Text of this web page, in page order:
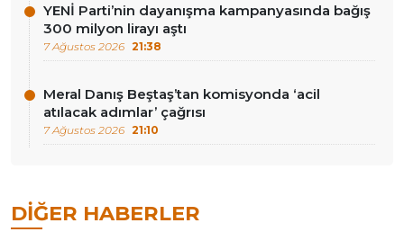
YENİ Parti’nin dayanışma kampanyasında bağış
300 milyon lirayı aştı
7 Ağustos 2026 21:38
Meral Danış Beştaş’tan komisyonda ‘acil
atılacak adımlar’ çağrısı
7 Ağustos 2026 21:10
DIĞER HABERLER